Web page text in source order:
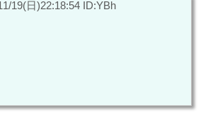
19(日)22:18:54 ID:YBh